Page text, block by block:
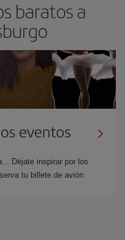
baratos a
eventos
Déjate inspirar por los
tu billete de avión